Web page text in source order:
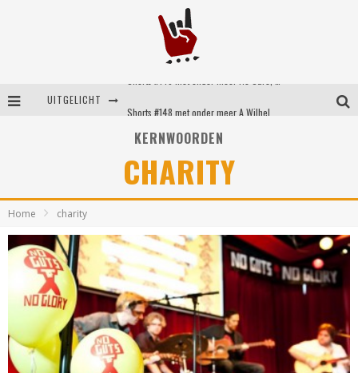
UITGELICHT
KERNWOORDEN
CHARITY
Home charity